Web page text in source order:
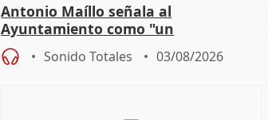
Antonio Maíllo señala al
Ayuntamiento como "un
especulador más" sobre viviendas de
Jiménez Becerril
Sonido Totales 03/08/2026